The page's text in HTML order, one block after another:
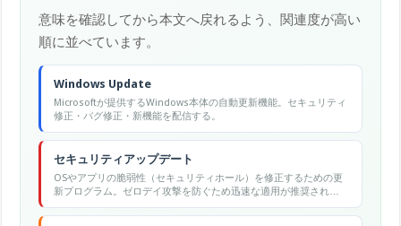
意味を確認してから本文へ戻れるよう、関連度が高い
順に並べています。
Windows Update
Microsoftが提供するWindows本体の自動更新機能。セキュリティ
修正・バグ修正・新機能を配信する。
セキュリティアップデート
OSやアプリの脆弱性（セキュリティホール）を修正するための更
新プログラム。ゼロデイ攻撃を防ぐため迅速な適用が推奨され
る。